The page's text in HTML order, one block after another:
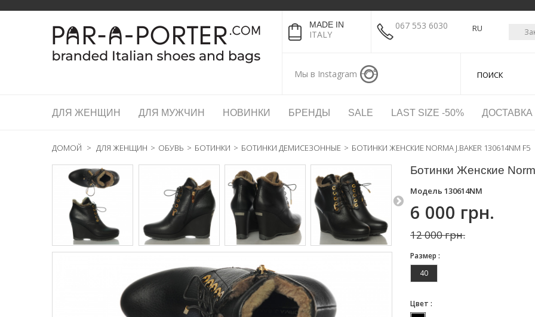
MADE IN
ITALY
067 553 6030
Мы в Instagram
RU
ДЛЯ ЖЕНЩИН ДЛЯ МУЖЧИН НОВИНКИ БРЕНДЫ SALE LAST SIZE -50%
ДОМОЙ > ДЛЯ ЖЕНЩИН > ОБУВЬ > БОТИНКИ > БОТИНКИ ДЕМИСЕЗОННЫЕ > БОТИНКИ ЖЕНСКИЕ NORMA J.BAKER 130614NM F5
Ботинки Женские
Модель 130614NM
6 000 грн.
12 000 грн.
Размер :
40
Цвет :